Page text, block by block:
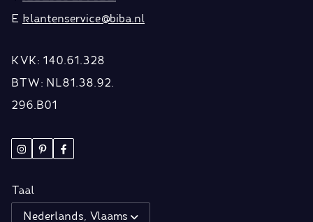
E klantenservice@biba.nl
KVK: 140.61.328
BTW: NL81.38.92.
296.B01
Taal
Nederlands, Vlaams